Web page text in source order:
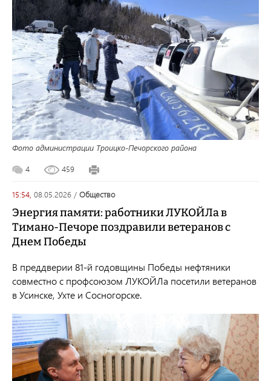
Фото администрации Троицко-Печорского района
4 459
15:54, 08.05.2026 / общество
Энергия памяти: работники ЛУКОЙЛа в
Тимано-Печоре поздравили ветеранов с
Днем Победы
В преддверии 81-й годовщины Победы нефтяники
совместно с профсоюзом ЛУКОЙЛа посетили ветеранов
в Усинске, Ухте и Сосногорске.